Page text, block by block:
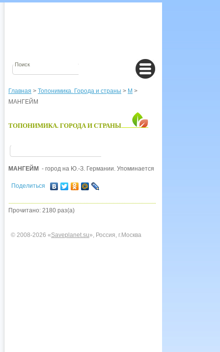
Главная > Топонимика. Города и страны > М >
МАНГЕЙМ
ТОПОНИМИКА. ГОРОДА И СТРАНЫ
МАНГЕЙМ - город на Ю.-З. Германии. Упоминается с 766 г., название от
Поделиться
Прочитано: 2180 раз(а)
© 2008-2026 «Saveplanet.su», Россия, г.Москва